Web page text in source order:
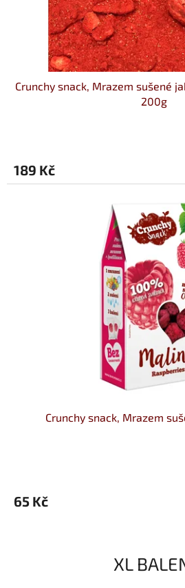
Crunchy snack, Mrazem sušené
200g
189 Kč
Crunchy snack, Mrazem
65 Kč
XL